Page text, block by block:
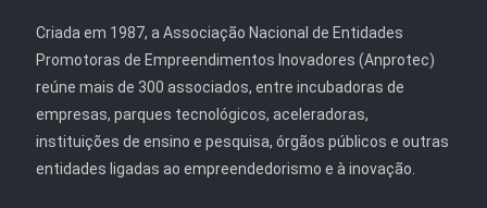
Criada em 1987, a Associação Nacional de Entidades
Promotoras de Empreendimentos Inovadores (Anprotec)
reúne mais de 300 associados, entre incubadoras de
empresas, parques tecnológicos, aceleradoras,
instituições de ensino e pesquisa, órgãos públicos e outras
entidades ligadas ao empreendedorismo e à inovação.